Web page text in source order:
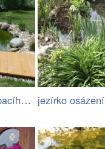
Hydroizolace koupacího jezírka jezírko osázení